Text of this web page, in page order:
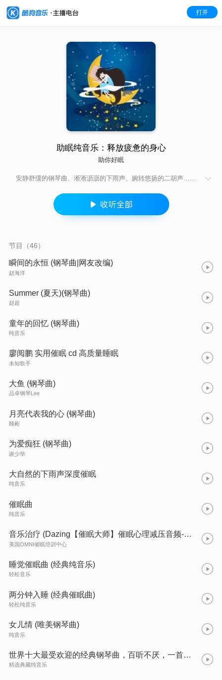
打开
助眠纯音乐：释放疲惫的身心
助你好眠
安静舒缓的钢琴曲、淅淅沥沥的下雨声、婉转悠扬的二胡声……
节目（46）
瞬间的永恒 (钢琴曲|网友改编)
赵海洋
Summer (夏天)(钢琴曲)
赵超
童年的回忆 (钢琴曲)
纯音乐
廖阅鹏 实用催眠 cd 高质量睡眠
未知歌手
大鱼 (钢琴曲)
品卓钢琴Lee
月亮代表我的心 (钢琴曲)
顾彬
为爱痴狂 (钢琴曲)
谢少华
大自然的下雨声深度催眠
纯音乐
催眠曲
纯音乐
音乐治疗 (Dazing【催眠大师】催眠心理减压音频-缓解失眠焦虑抑郁)
美国OMNI催眠培训中心
睡觉催眠曲 (经典纯音乐)
轻松音乐
两分钟入睡 (经典催眠曲)
轻松纯音乐
女儿情 (唯美钢琴曲)
纯音乐
世界十大最受欢迎的经典钢琴曲，百听不厌，一首曲子一个故事，一定要看到最后#纯音乐 #钢琴曲 #理查德克莱德曼 #治愈
精选典藏纯音乐